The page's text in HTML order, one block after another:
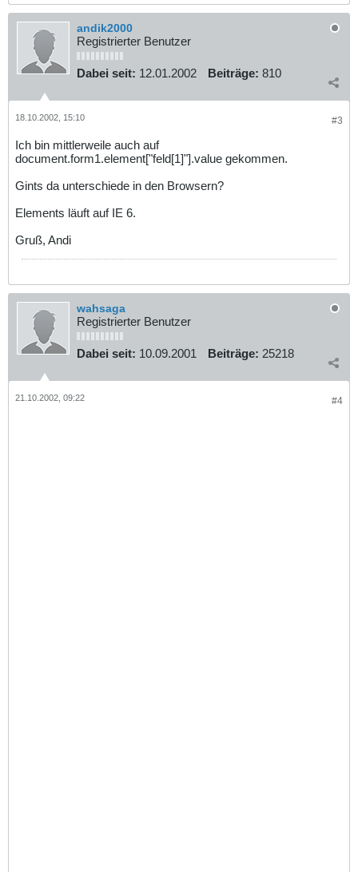
andik2000
Registrierter Benutzer
Dabei seit: 12.01.2002 Beiträge: 810
#3
18.10.2002, 15:10
Ich bin mittlerweile auch auf
document.form1.element["feld[1]"].value gekommen.
Gints da unterschiede in den Browsern?
Elements läuft auf IE 6.
Gruß, Andi
wahsaga
Registrierter Benutzer
Dabei seit: 10.09.2001 Beiträge: 25218
#4
21.10.2002, 09:22